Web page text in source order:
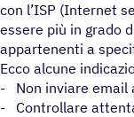
con l’ISP (Internet
essere più in grado
appartenenti a
Ecco alcune
- Non inviare email
- Controllare